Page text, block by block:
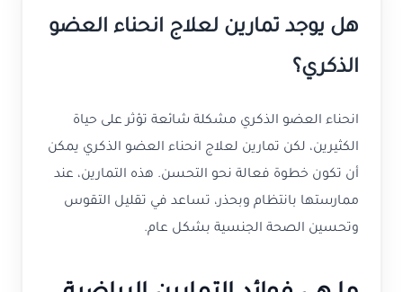
هل يوجد تمارين لعلاج انحناء العضو
الذكري؟
انحناء العضو الذكري مشكلة شائعة تؤثر على حياة
الكثيرين، لكن تمارين لعلاج انحناء العضو الذكري يمكن
أن تكون خطوة فعالة نحو التحسن. هذه التمارين، عند
ممارستها بانتظام وبحذر، تساعد في تقليل التقوس
وتحسين الصحة الجنسية بشكل عام.